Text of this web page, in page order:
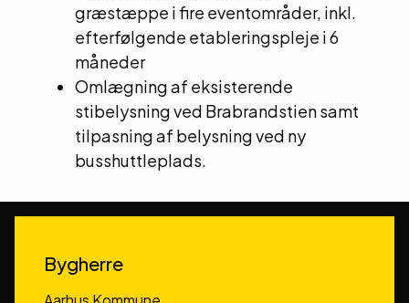
græstæppe i fire eventområder, inkl.
efterfølgende etableringspleje i 6
måneder
Omlægning af eksisterende
stibelysning ved Brabrandstien samt
tilpasning af belysning ved ny
busshuttleplads.
Bygherre